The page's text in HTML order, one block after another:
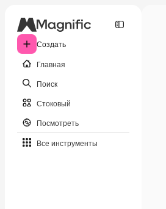
Создать
Главная
Поиск
Стоковый
Посмотреть
Все инструменты